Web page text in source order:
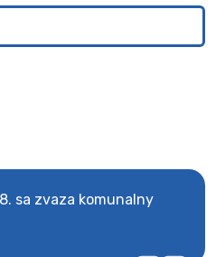
sa zvaza komunalny